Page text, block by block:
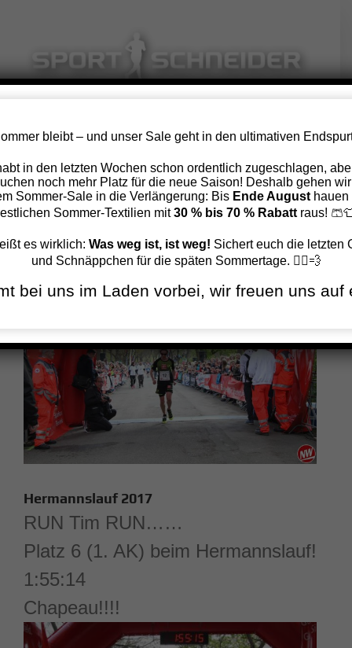
springen
Hermannslauf 2017
Zurück Vor
Zeige
Bild
Hermannslauf 2017
RUN Tim RUN……
Platz 6 (1. AK) beim Hermannslauf!
1:55:14
Chapeau!!!!
bleibt – und unser Sale geht in den ultimativen
in den letzten Wochen schon ordentlich zugeschlagen,
noch mehr Platz für die neue Saison! Deshalb gehen
Sommer-Sale in die Verlängerung: Bis Ende Augusthauen
Sommer-Textilien mit30 % bis 70 % Rabatt raus!
es wirklich: Was weg ist, ist weg! Sichert euch die letzten
und Schnäppchen für die späten Sommertage. 🏃‍♂️💨
bei uns im Laden vorbei, wir freuen uns auf